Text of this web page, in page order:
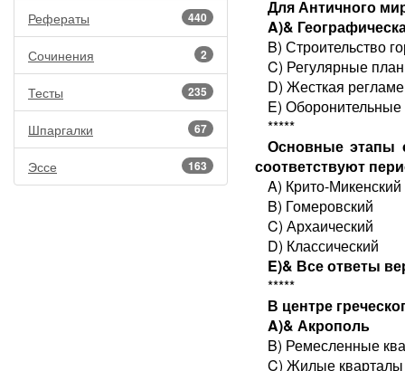
440
Рефераты
2
Сочинения
235
Тесты
67
Шпаргалки
163
Эссе
Для Античного
A)&
B) Строительство
C) Регулярные
D) Жесткая
E)
*****
Основные этапы
соответствуют
A) Крито-Микенский
B) Гомеровский
C) Архаический
D) Классический
E)& Все ответы
*****
В центре
A)& Акрополь
B) Ремесленные
C) Жилые кварталы